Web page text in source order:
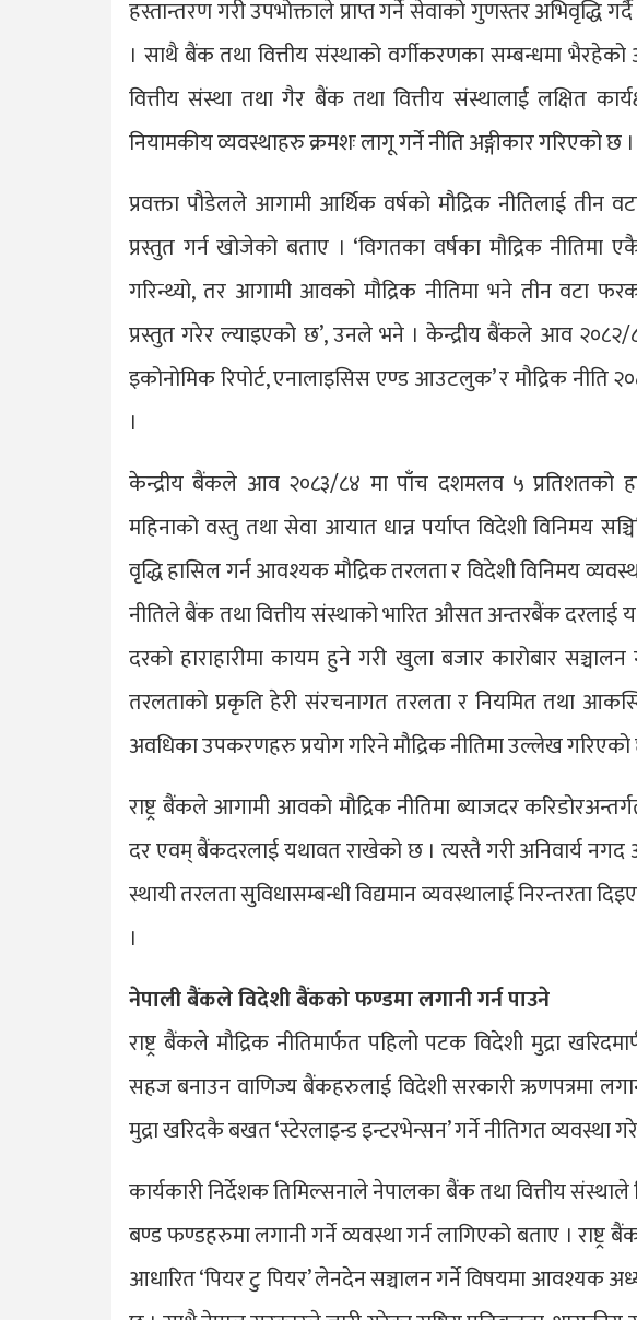
हस्तान्तरण गरी उपभोक्ताले प्राप्त गर्ने सेवाको गुणस्तर अभिवृद्धि
। साथै बैंक तथा वित्तीय संस्थाको वर्गीकरणका सम्बन्धमा
वित्तीय संस्था तथा गैर बैंक तथा वित्तीय संस्थालाई लक्षित
नियामकीय व्यवस्थाहरु क्रमशः लागू गर्ने नीति अङ्गीकार गरिएको छ ।
प्रवक्ता पौडेलले आगामी आर्थिक वर्षको मौद्रिक नीतिलाई
प्रस्तुत गर्न खोजेको बताए । ‘विगतका वर्षका मौद्रिक
गरिन्थ्यो, तर आगामी आवको मौद्रिक नीतिमा भने तीन वटा
प्रस्तुत गरेर ल्याइएको छ’, उनले भने । केन्द्रीय बैंकले आव २०८२/८३
इकोनोमिक रिपोर्ट, एनालाइसिस एण्ड आउटलुक’ र मौद्रिक नीति
।
केन्द्रीय बैंकले आव २०८३/८४ मा पाँच दशमलव ५ प्रतिशतको
महिनाको वस्तु तथा सेवा आयात धान्न पर्याप्त विदेशी विनिमय
वृद्धि हासिल गर्न आवश्यक मौद्रिक तरलता र विदेशी विनिमय
नीतिले बैंक तथा वित्तीय संस्थाको भारित औसत अन्तरबैंक दरलाई
दरको हाराहारीमा कायम हुने गरी खुला बजार कारोबार
तरलताको प्रकृति हेरी संरचनागत तरलता र नियमित तथा
अवधिका उपकरणहरु प्रयोग गरिने मौद्रिक नीतिमा उल्लेख गरिएको
राष्ट्र बैंकले आगामी आवको मौद्रिक नीतिमा ब्याजदर
दर एवम् बैंकदरलाई यथावत राखेको छ । त्यस्तै गरी अनिवार्य
स्थायी तरलता सुविधासम्बन्धी विद्यमान व्यवस्थालाई निरन्तरता
।
नेपाली बैंकले विदेशी बैंकको फण्डमा लगानी गर्न पाउने
राष्ट्र बैंकले मौद्रिक नीतिमार्फत पहिलो पटक विदेशी मुद्रा
सहज बनाउन वाणिज्य बैंकहरुलाई विदेशी सरकारी ऋणपत्रमा
मुद्रा खरिदकै बखत ‘स्टेरलाइन्ड इन्टरभेन्सन’ गर्ने नीतिगत व्यवस्था
कार्यकारी निर्देशक तिमिल्सनाले नेपालका बैंक तथा वित्तीय
बण्ड फण्डहरुमा लगानी गर्ने व्यवस्था गर्न लागिएको बताए । राष्ट्र
आधारित ‘पियर टु पियर’ लेनदेन सञ्चालन गर्ने विषयमा आवश्यक